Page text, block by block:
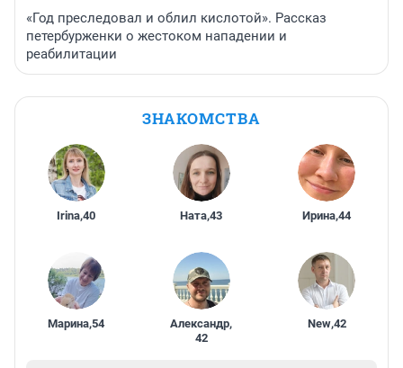
«Год преследовал и облил кислотой». Рассказ
петербурженки о жестоком нападении и
реабилитации
ЗНАКОМСТВА
Irina,40 Ната,43 Ирина,44
Марина,54 Александр,
42
New,42